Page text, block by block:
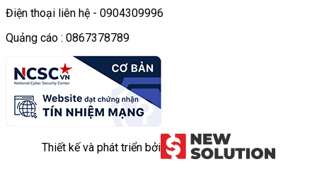
Điện thoại liên hệ - 0904309996
Quảng cáo : 0867378789
Thiết kế và phát triển bởi